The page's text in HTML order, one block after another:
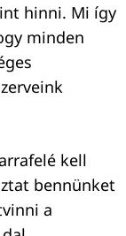
hinni. Mi így
minden
kell
bennünket
a